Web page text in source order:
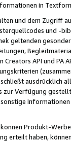
in
und dem Zugriff
und
geltenden
API und PA
ausdrücklich
zur Verfügung
Produkt-
erteilt haben,